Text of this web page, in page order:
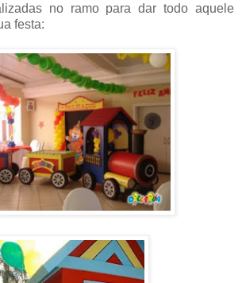
no ramo para dar todo aquele
festa: